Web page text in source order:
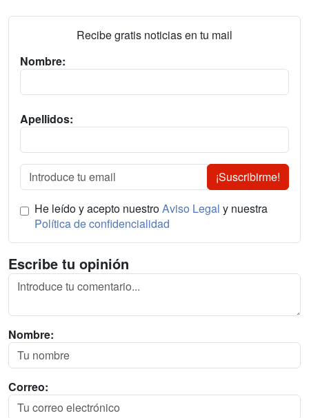
Recibe gratis noticias en tu mail
Nombre:
Apellidos:
¡Suscribirme!
He leído y acepto nuestroAviso Legal y nuestra
Política de confidencialidad
Escribe tu opinión
Nombre:
Correo: